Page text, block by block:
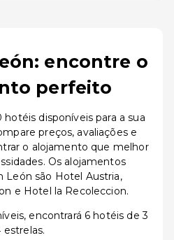
encontre o
perfeito
disponíveis para a sua
preços, avaliações e
o alojamento que melhor
Os alojamentos
León são Hotel Austria,
e Hotel la Recoleccion.
encontrará 6 hotéis de 3